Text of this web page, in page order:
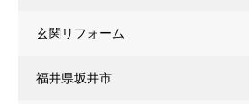
玄関リフォーム
福井県坂井市